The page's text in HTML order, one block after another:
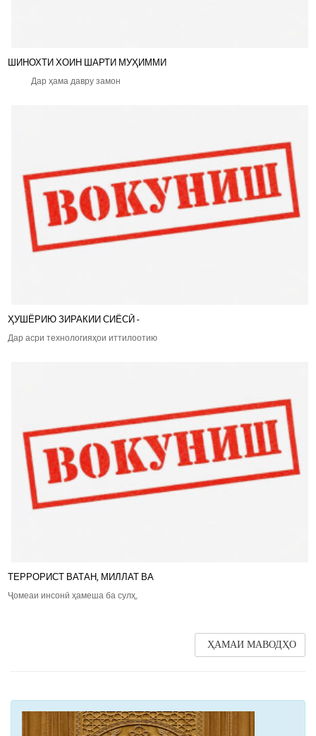
ШИНОХТИ ХОИН ШАРТИ МУҲИММИ
Дар ҳама давру замон
ҲУШЁРИЮ ЗИРАКИИ СИЁСӢ -
Дар асри технологияҳои иттилоотию
ТЕРРОРИСТ ВАТАН, МИЛЛАТ ВА
Ҷомеаи инсонӣ ҳамеша ба сулҳ,
ҲАМАИ МАВОДҲО